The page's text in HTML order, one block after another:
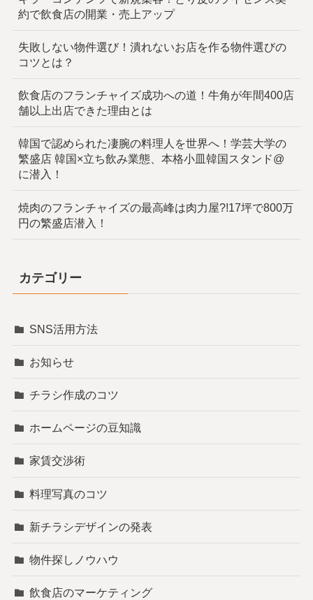
約で飲食店の開業・売上アップ
失敗しない物件選び！潰れないお店を作る物件選びの
コツとは？
飲食店のフランチャイズ成功への道！牛角が年間400店
舗以上出店できた理由とは
韓国で認められた凄腕の料理人を世界へ！学芸大学の
繁盛店 韓国×立ち飲み業態、本格小皿韓国スタンド@
に潜入！
焼肉のフランチャイズの最高峰は肉力屋?!17坪で800万
円の繁盛店潜入！
カテゴリー
SNS活用方法
お知らせ
チラシ作成のコツ
ホームページの豆知識
家賃交渉術
料理写真のコツ
新チラシデザインの発表
物件探しノウハウ
飲食店のマーケティング